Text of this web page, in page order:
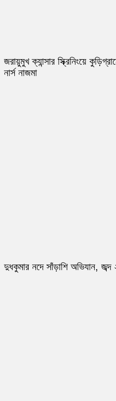
জরায়ুমুখ ক্যান্সার স্ক্রিনিংয়ে
নার্স নাজমা
দুধকুমার নদে সাঁড়াশি অভিযান, জব্দ